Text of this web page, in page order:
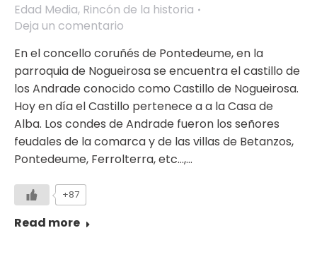
Edad Media, Rincón de la historia
Deja un comentario
En el concello coruñés de Pontedeume, en la
parroquia de Nogueirosa se encuentra el castillo de
los Andrade conocido como Castillo de Nogueirosa.
Hoy en día el Castillo pertenece a a la Casa de
Alba. Los condes de Andrade fueron los señores
feudales de la comarca y de las villas de Betanzos,
Pontedeume, Ferrolterra, etc…,…
+87
Read more